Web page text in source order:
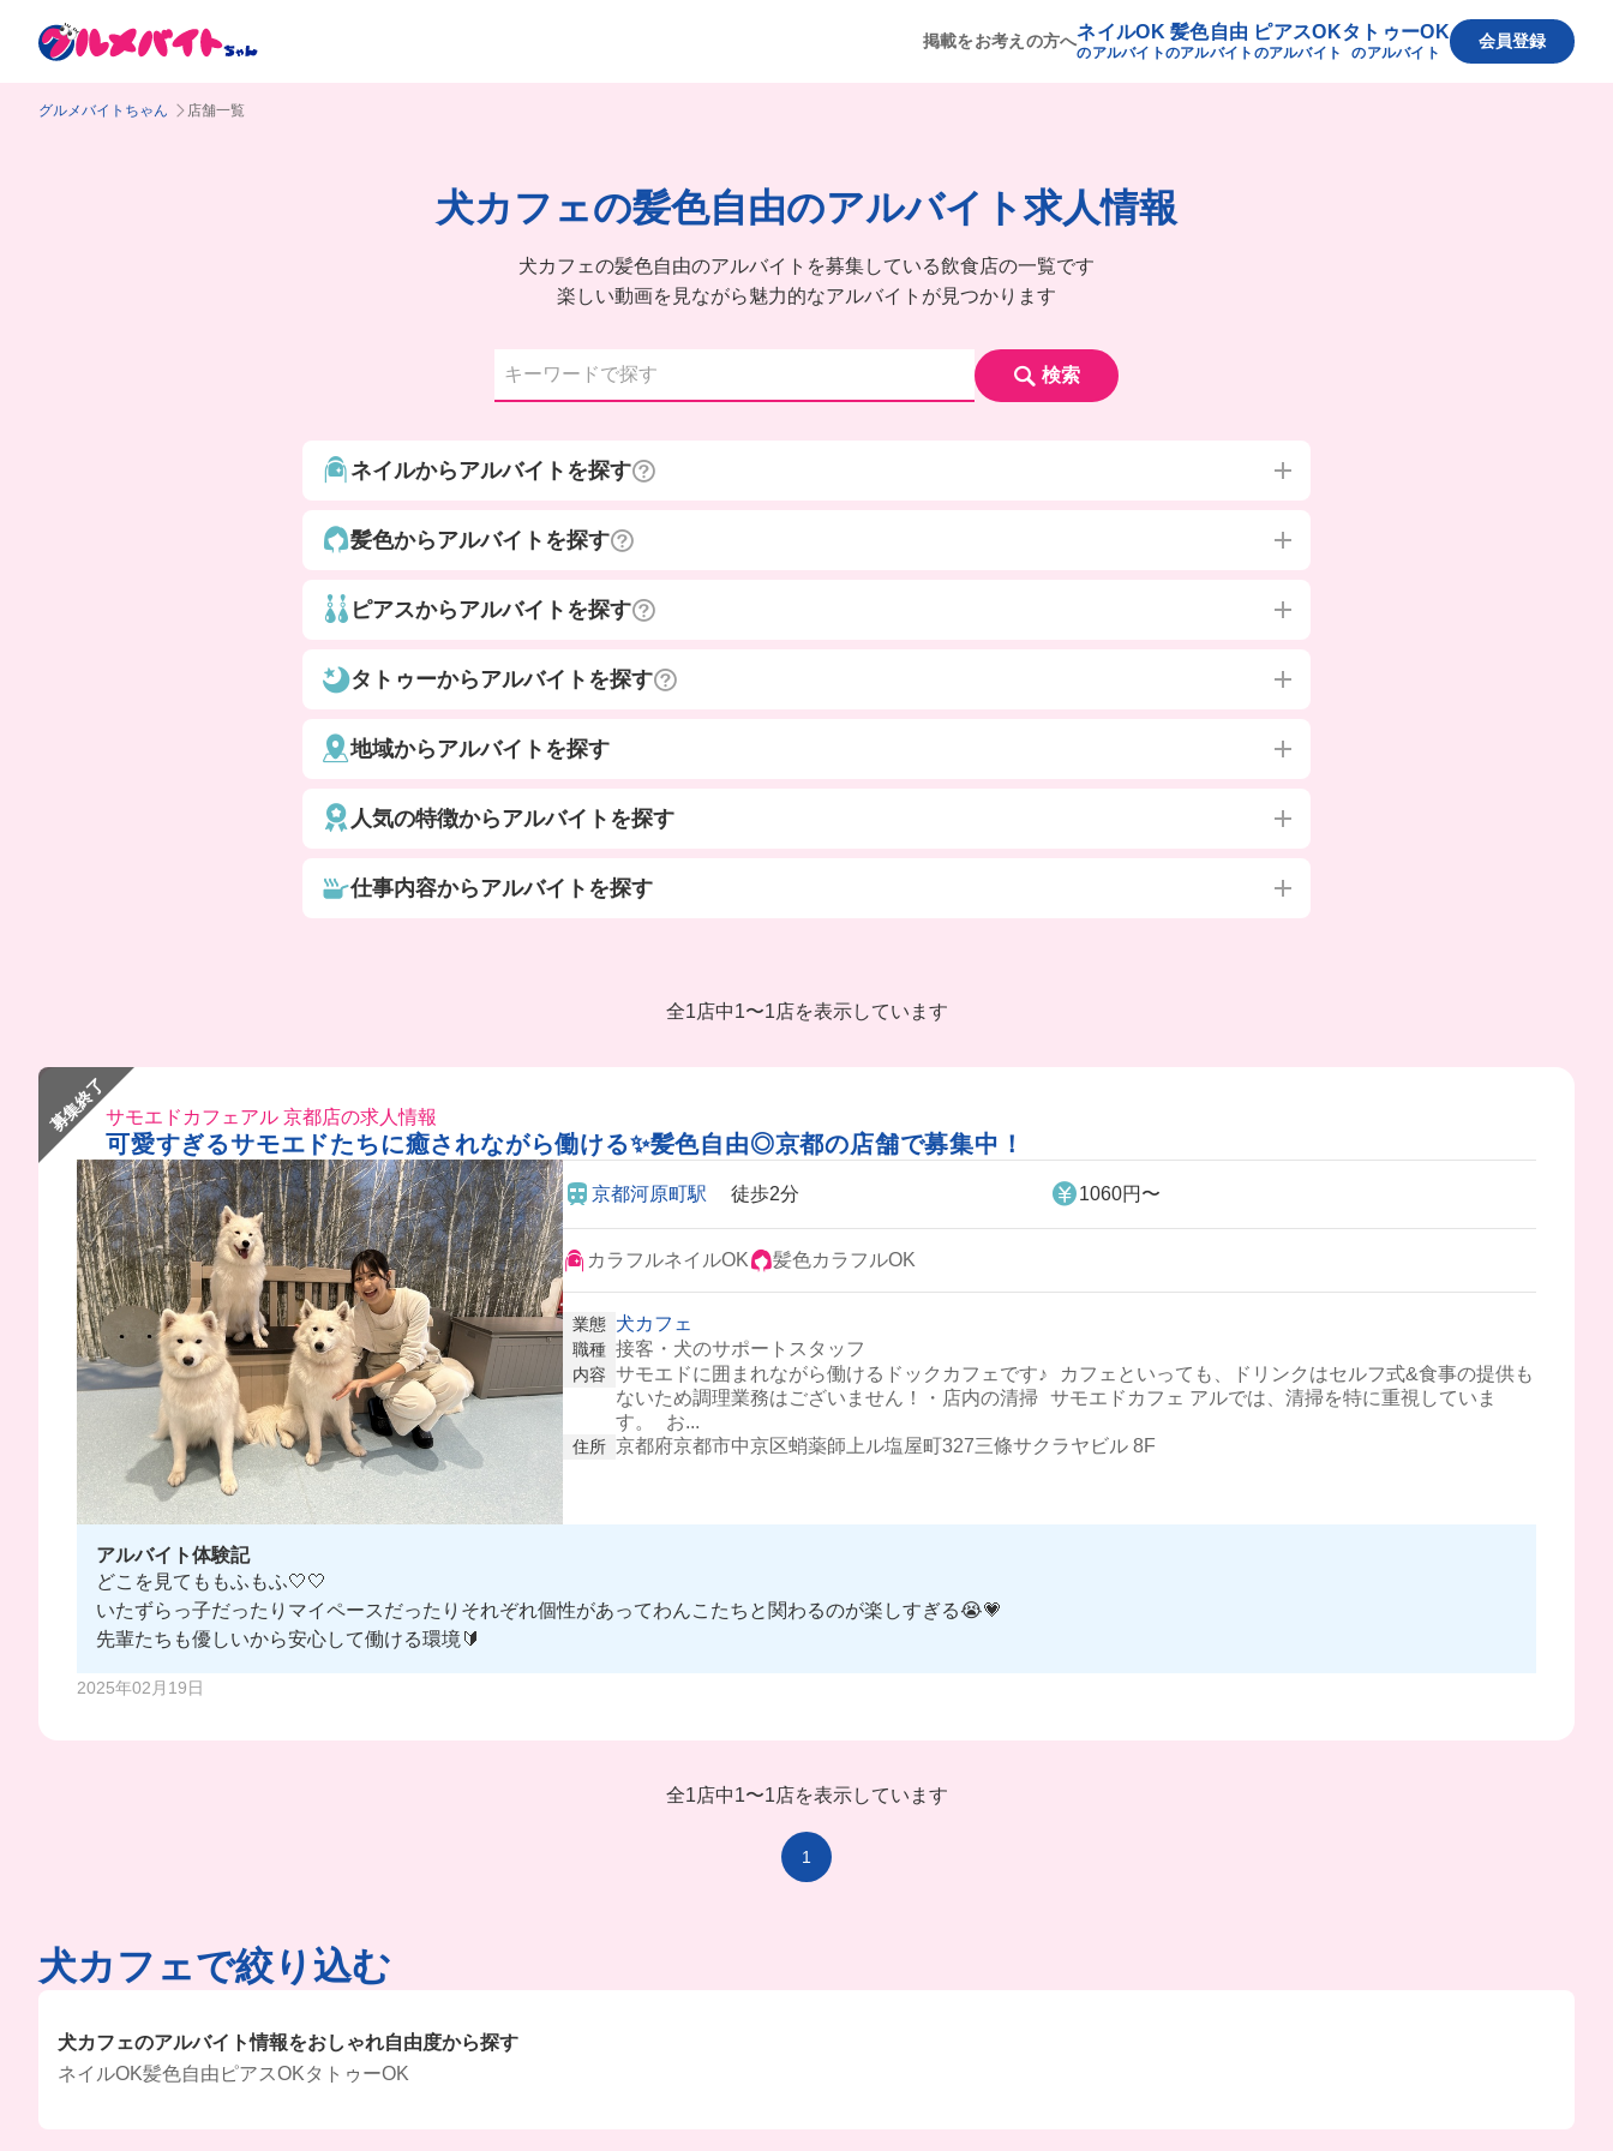
掲載をお考えの方へネイルOK
のアルバイト
髪色自由
のアルバイト
ピアスOK
のアルバイト
タトゥーOK
のアルバイト
会員登録
グルメバイトちゃん 店舗一覧
犬カフェの髪色自由のアルバイト求人情報
犬カフェの髪色自由のアルバイトを募集している飲食店の一覧です
楽しい動画を見ながら魅力的なアルバイトが見つかります
検索
ネイルからアルバイトを探す
髪色からアルバイトを探す
ピアスからアルバイトを探す
タトゥーからアルバイトを探す
地域からアルバイトを探す
人気の特徴からアルバイトを探す
仕事内容からアルバイトを探す
全1店中1〜1店を表示しています
募集終了サモエドカフェアル 京都店の求人情報
可愛すぎるサモエドたちに癒されながら働ける✨髪色自由◎京都の店舗で募集中！
京都河原町駅 徒歩2分 1060円〜
カラフルネイルOK 髪色カラフルOK
業態 犬カフェ
職種 接客・犬のサポートスタッフ
内容 サモエドに囲まれながら働けるドックカフェです♪ カフェといっても、ドリンクはセルフ式&食事の提供も
ないため調理業務はございません！・店内の清掃 サモエドカフェ アルでは、清掃を特に重視していま
す。 お...
住所 京都府京都市中京区蛸薬師上ル塩屋町327三條サクラヤビル 8F
アルバイト体験記
どこを見てももふもふ🤍🤍
いたずらっ子だったりマイペースだったりそれぞれ個性があってわんこたちと関わるのが楽しすぎる😭💗
先輩たちも優しいから安心して働ける環境🔰
2025年02月19日
全1店中1〜1店を表示しています
1
犬カフェで絞り込む
犬カフェのアルバイト情報をおしゃれ自由度から探す
ネイルOK髪色自由 ピアスOKタトゥーOK